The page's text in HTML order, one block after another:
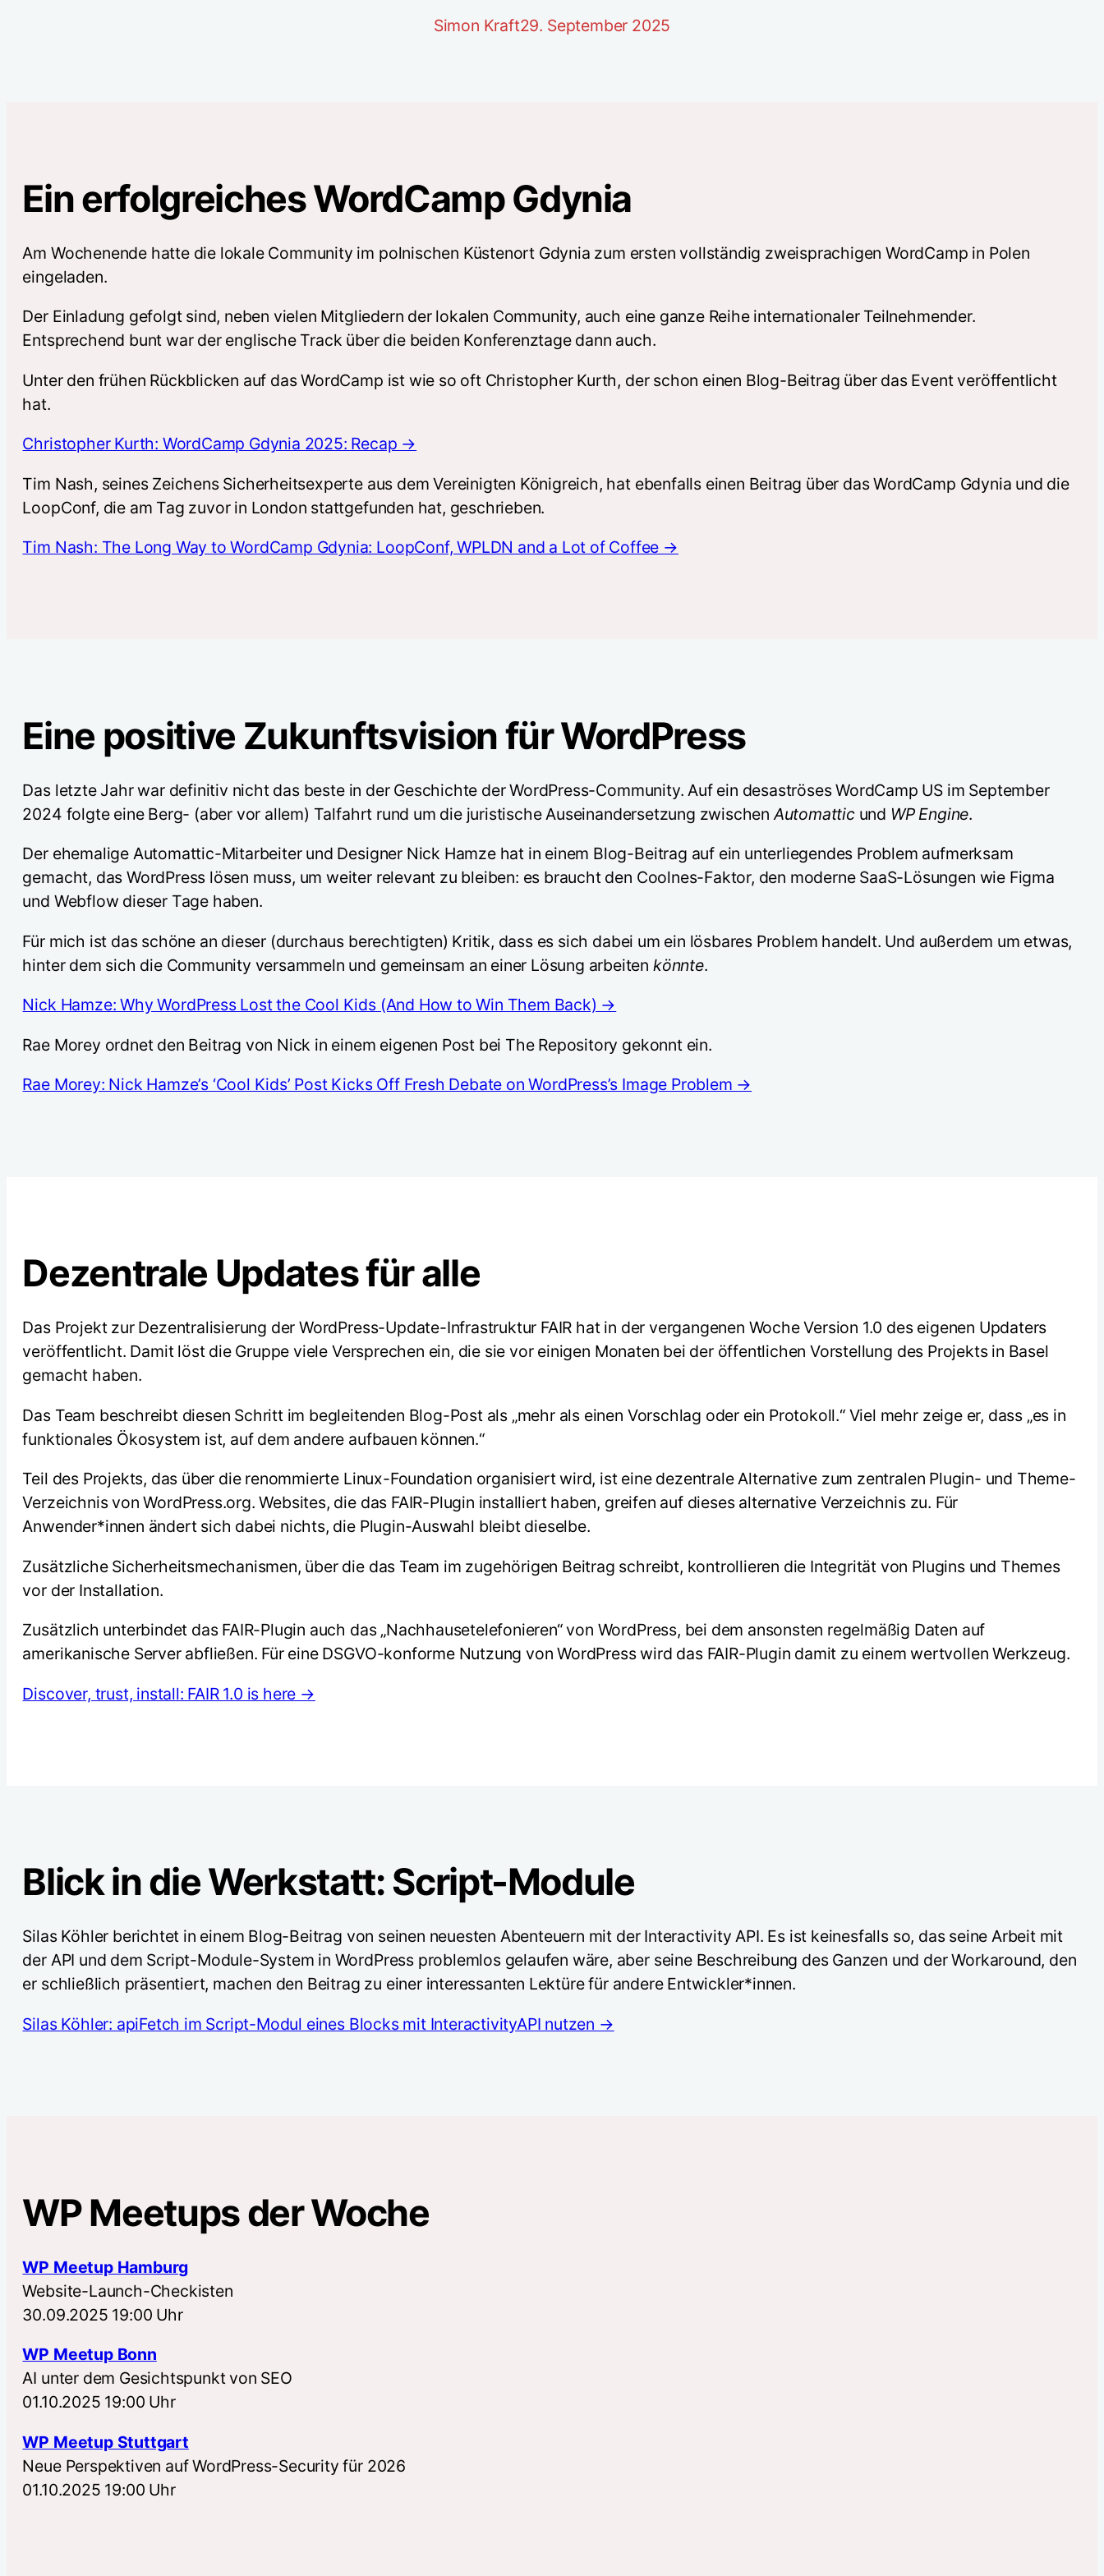
Simon Kraft29. September 2025
Ein erfolgreiches WordCamp Gdynia
Am Wochenende hatte die lokale Community im polnischen Küstenort Gdynia zum ersten vollständig zweisprachigen WordCamp in Polen
eingeladen.
Der Einladung gefolgt sind, neben vielen Mitgliedern der lokalen Community, auch eine ganze Reihe internationaler Teilnehmender.
Entsprechend bunt war der englische Track über die beiden Konferenztage dann auch.
Unter den frühen Rückblicken auf das WordCamp ist wie so oft Christopher Kurth, der schon einen Blog-Beitrag über das Event veröffentlicht
hat.
Christopher Kurth: WordCamp Gdynia 2025: Recap →
Tim Nash, seines Zeichens Sicherheitsexperte aus dem Vereinigten Königreich, hat ebenfalls einen Beitrag über das WordCamp Gdynia und die
LoopConf, die am Tag zuvor in London stattgefunden hat, geschrieben.
Tim Nash: The Long Way to WordCamp Gdynia: LoopConf, WPLDN and a Lot of Coffee →
Eine positive Zukunftsvision für WordPress
Das letzte Jahr war definitiv nicht das beste in der Geschichte der WordPress-Community. Auf ein desaströses WordCamp US im September
2024 folgte eine Berg- (aber vor allem) Talfahrt rund um die juristische Auseinandersetzung zwischenAutomatticund WP Engine.
Der ehemalige Automattic-Mitarbeiter und Designer Nick Hamze hat in einem Blog-Beitrag auf ein unterliegendes Problem aufmerksam
gemacht, das WordPress lösen muss, um weiter relevant zu bleiben: es braucht den Coolnes-Faktor, den moderne SaaS-Lösungen wie Figma
und Webflow dieser Tage haben.
Für mich ist das schöne an dieser (durchaus berechtigten) Kritik, dass es sich dabei um ein lösbares Problem handelt. Und außerdem um etwas,
hinter dem sich die Community versammeln und gemeinsam an einer Lösung arbeiten könnte.
Nick Hamze: Why WordPress Lost the Cool Kids (And How to Win Them Back) →
Rae Morey ordnet den Beitrag von Nick in einem eigenen Post bei The Repository gekonnt ein.
Rae Morey: Nick Hamze’s ‘Cool Kids’ Post Kicks Off Fresh Debate on WordPress’s Image Problem →
Dezentrale Updates für alle
Das Projekt zur Dezentralisierung der WordPress-Update-Infrastruktur FAIR hat in der vergangenen Woche Version 1.0 des eigenen Updaters
veröffentlicht. Damit löst die Gruppe viele Versprechen ein, die sie vor einigen Monaten bei der öffentlichen Vorstellung des Projekts in Basel
gemacht haben.
Das Team beschreibt diesen Schritt im begleitenden Blog-Post als „mehr als einen Vorschlag oder ein Protokoll.“ Viel mehr zeige er, dass „es in
funktionales Ökosystem ist, auf dem andere aufbauen können.“
Teil des Projekts, das über die renommierte Linux-Foundation organisiert wird, ist eine dezentrale Alternative zum zentralen Plugin- und Theme-
Verzeichnis von WordPress.org. Websites, die das FAIR-Plugin installiert haben, greifen auf dieses alternative Verzeichnis zu. Für
Anwender*innen ändert sich dabei nichts, die Plugin-Auswahl bleibt dieselbe.
Zusätzliche Sicherheitsmechanismen, über die das Team im zugehörigen Beitrag schreibt, kontrollieren die Integrität von Plugins und Themes
vor der Installation.
Zusätzlich unterbindet das FAIR-Plugin auch das „Nachhausetelefonieren“ von WordPress, bei dem ansonsten regelmäßig Daten auf
amerikanische Server abfließen. Für eine DSGVO-konforme Nutzung von WordPress wird das FAIR-Plugin damit zu einem wertvollen Werkzeug.
Discover, trust, install: FAIR 1.0 is here →
Blick in die Werkstatt: Script-Module
Silas Köhler berichtet in einem Blog-Beitrag von seinen neuesten Abenteuern mit der Interactivity API. Es ist keinesfalls so, das seine Arbeit mit
der API und dem Script-Module-System in WordPress problemlos gelaufen wäre, aber seine Beschreibung des Ganzen und der Workaround, den
er schließlich präsentiert, machen den Beitrag zu einer interessanten Lektüre für andere Entwickler*innen.
Silas Köhler: apiFetch im Script-Modul eines Blocks mit InteractivityAPI nutzen →
WP Meetups der Woche
WP Meetup Hamburg
Website-Launch-Checkisten
30.09.2025 19:00 Uhr
WP Meetup Bonn
AI unter dem Gesichtspunkt von SEO
01.10.2025 19:00 Uhr
WP Meetup Stuttgart
Neue Perspektiven auf WordPress-Security für 2026
01.10.2025 19:00 Uhr